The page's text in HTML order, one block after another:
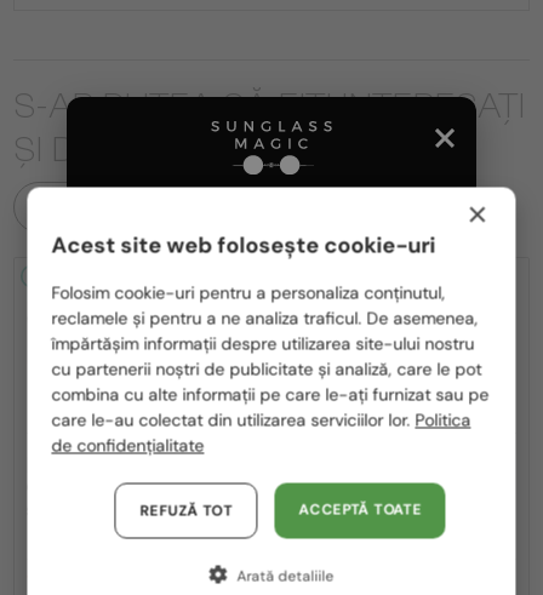
S-AR PUTEA SĂ FIȚI INTERESAȚI
ȘI DE
—
Ochelari de soare
Saint Laurent—Cadru optic
SL M153 OPT - 001 - 55
1 019 RON
România / RO
Polska / PL
Magyarország / HU
United Arab Emirates / EN
Austria / AT
Germania / DE
Franța / FR
×
Acest site web folosește cookie-uri
Folosim cookie-uri pentru a personaliza conținutul,
reclamele și pentru a ne analiza traficul. De asemenea,
împărtășim informații despre utilizarea site-ului nostru
cu partenerii noștri de publicitate și analiză, care le pot
combina cu alte informații pe care le-ați furnizat sau pe
care le-au colectat din utilizarea serviciilor lor. Politica
de confidențialitate
ACCEPTĂ TOATE
REFUZĂ TOT
Arată detaliile